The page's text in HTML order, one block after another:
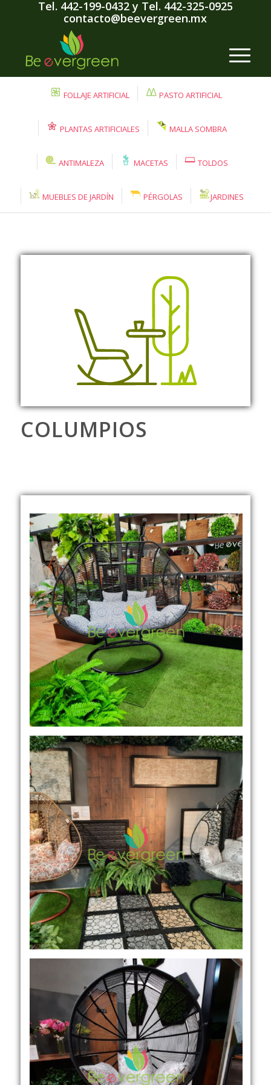
Tel. 442-199-0432y Tel. 442-325-0925
contacto@beevergreen.mx
FOLLAJE ARTIFICIAL PASTO ARTIFICIAL
PLANTAS ARTIFICIALES MALLA SOMBRA
ANTIMALEZA MACETAS TOLDOS
MUEBLES DE JARDÍN PÉRGOLAS JARDINES
COLUMPIOS